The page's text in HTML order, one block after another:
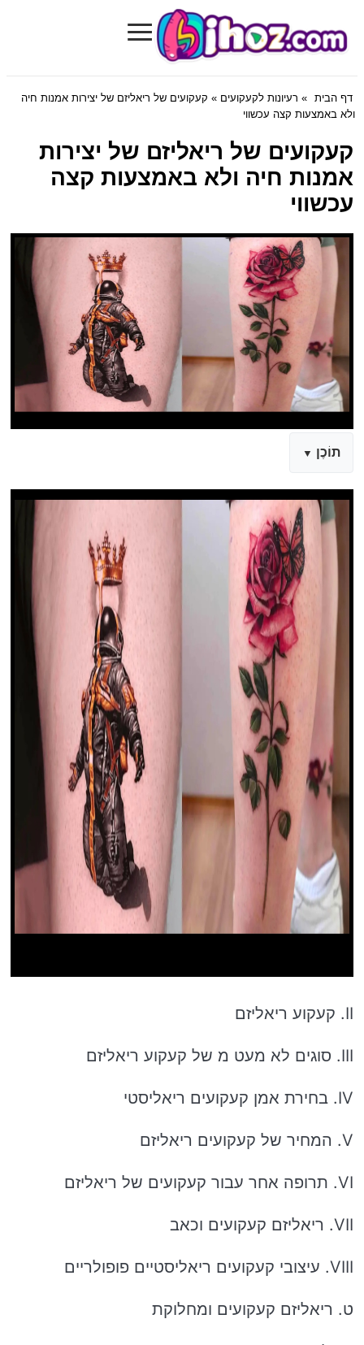
Bihoz.com
≡
דף הבית » רעיונות לקעקועים » קעקועים של ריאליזם של יצירות אמנות חיה
ולא באמצעות קצה עכשווי
קעקועים של ריאליזם של יצירות
אמנות חיה ולא באמצעות קצה
עכשווי
תוֹכֶן
II. קעקוע ריאליזם
III. סוגים לא מעט מ של קעקוע ריאליזם
IV. בחירת אמן קעקועים ריאליסטי
V. המחיר של קעקועים ריאליזם
VI. תרופה אחר עבור קעקועים של ריאליזם
VII. ריאליזם קעקועים וכאב
VIII. עיצובי קעקועים ריאליסטיים פופולריים
ט. ריאליזם קעקועים ומחלוקת